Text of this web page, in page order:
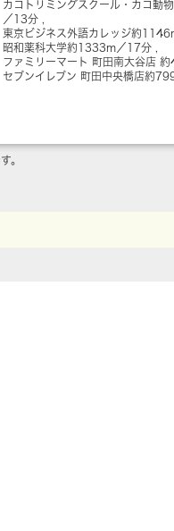
カコトリミングスクール・カコ動
／13分
東京ビジネス外語カレッジ約
昭和薬科大学約1333m／17分
ファミリーマート 町田南大谷店 約
セブンイレブン 町田中央橋店約
。